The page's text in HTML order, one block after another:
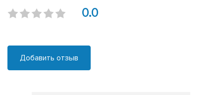
0.0
Добавить отзыв